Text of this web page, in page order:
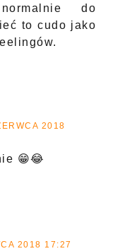
do
to cudo jako
2018
😁😂
2018 17:27